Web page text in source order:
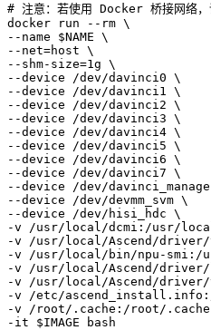
# 注意：若使用 Docker 桥接网络，
docker run --rm \
--name $NAME \
--net=host \
--shm-size=1g \
--device /dev/davinci0 \
--device /dev/davinci1 \
--device /dev/davinci2 \
--device /dev/davinci3 \
--device /dev/davinci4 \
--device /dev/davinci5 \
--device /dev/davinci6 \
--device /dev/davinci7 \
--device /dev/
--device /dev/devmm_svm \
--device /dev/hisi_hdc \
-v /usr/local/dcmi:/usr/
-v /usr/local/Ascend/
-v /usr/local/bin/npu-smi:/
-v /usr/local/Ascend/
-v /usr/local/Ascend/
-v /etc/
-v /root/.cache:/root/
-it $IMAGE bash